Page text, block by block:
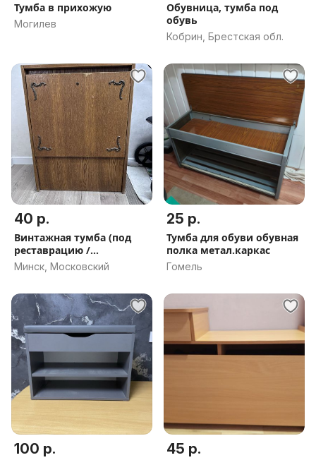
Тумба в прихожую
Могилев
Обувница, тумба под
обувь
Кобрин, Брестская обл.
40 р.
Винтажная тумба (под
реставрацию /
апсайклинг)
Минск, Московский
25 р.
Тумба для обуви обувная
полка метал.каркас
Гомель
100 р. 45 р.